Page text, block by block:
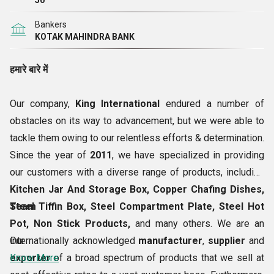
हमारे कुछ प्रमुखग्राहक
निम्नलिखित हैं:
नीलकमल
उत्तर प्रदेश सरकार
DLF
लूथरा फ़ार्म
दिल्ली मेट्रो
HCL
आइनॉक्स
ओबेरॉय होटल्स एंड रिसॉर्ट्स
किंग इंटरनेशनल
रिचमंड ग्लोबल स्कूल
Bankers
KOTAK MAHINDRA BANK
हमारे बारे में
Our company, King International endured a number of
obstacles on its way to advancement, but we were able to
tackle them owing to our relentless efforts & determination.
Since the year of 2011, we have specialized in providing
our customers with a diverse range of products, including
Kitchen Jar And Storage Box, Copper Chafing Dishes,
Steel Tiffin Box, Steel Compartment Plate, Steel Hot
Pot, Non Stick Products, and many others. We are an
internationally acknowledged manufacturer, supplier and
exporterof a broad spectrum of products that we sell at
Team
Our
Know More